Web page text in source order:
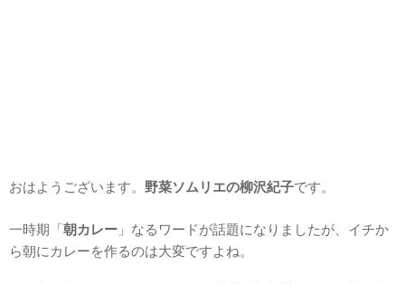
おはようございます。 野菜ソムリエの柳沢紀子です。
一時期「朝カレー 」なるワードが話題になりましたが、イチか
ら朝にカレーを作るのは大変ですよね。